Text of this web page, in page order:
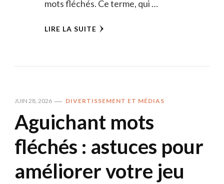
mots fléchés. Ce terme, qui …
LIRE LA SUITE
JUIN 28, 2026 DIVERTISSEMENT ET MÉDIAS
Aguichant mots
fléchés : astuces pour
améliorer votre jeu